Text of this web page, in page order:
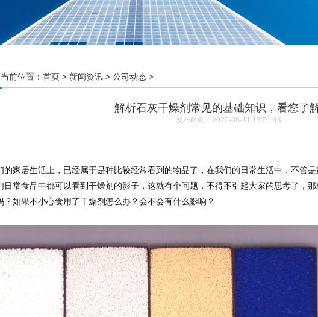
当前位置： 首页 > 新闻资讯 > 公司动态 >
解析石灰干燥剂常见的基础知识，看您了
发布时间：2020-08-11 17:51:43
的家居生活上，已经属于是种比较经常看到的物品了，在我们的日常生活中，不管是
日常食品中都可以看到干燥剂的影子，这就有个问题，不得不引起大家的思考了，那
？如果不小心食用了干燥剂怎么办？会不会有什么影响？